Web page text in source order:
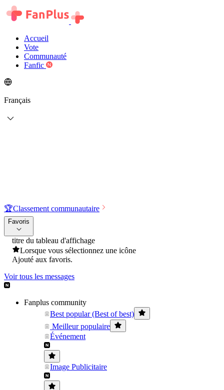
Accueil
Vote
Communauté
Fanfic
Français
🏆Classement communautaire
Favoris
titre du tableau d'affichage
Lorsque vous sélectionnez une icône
Ajouté aux favoris.
Voir tous les messages
Fanplus community
Best popular (Best of best)
Meilleur populaire
Événement
Image Publicitaire